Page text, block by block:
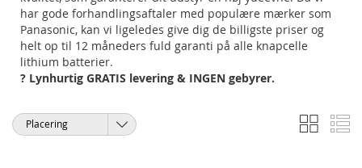
har gode forhandlingsaftaler med populære mærker som
Panasonic, kan vi ligeledes give dig de billigste priser og
helt op til 12 måneders fuld garanti på alle knapcelle
lithium batterier.
? Lynhurtig GRATIS levering & INGEN gebyrer.
Vis
som
Gitter
Sorter